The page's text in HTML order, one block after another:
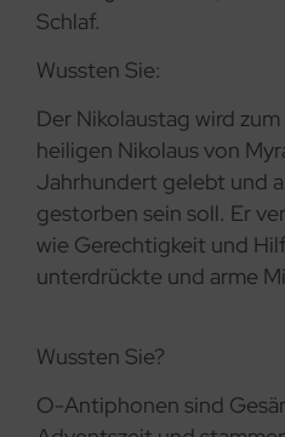
Schlaf.
Wussten Sie:
Der Nikolaustag wird
heiligen Nikolaus von
Jahrhundert gelebt und
gestorben sein soll. Er
wie Gerechtigkeit und
unterdrückte und arme
Wussten Sie?
O-Antiphonen sind